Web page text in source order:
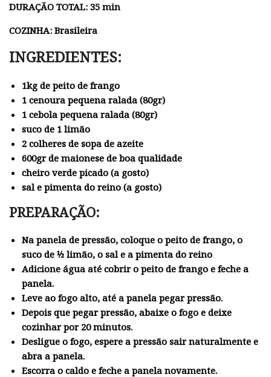
DURAÇÃO TOTAL: 35 min
COZINHA: Brasileira
INGREDIENTES:
1kg de peito de frango
1 cenoura pequena ralada (80gr)
1 cebola pequena ralada (80gr)
suco de 1 limão
2 colheres de sopa de azeite
600gr de maionese de boa qualidade
cheiro verde picado (a gosto)
sal e pimenta do reino (a gosto)
PREPARAÇÃO:
Na panela de pressão, coloque o peito de frango, o
suco de ½ limão, o sal e a pimenta do reino
Adicione água até cobrir o peito de frango e feche a
panela.
Leve ao fogo alto, até a panela pegar pressão.
Depois que pegar pressão, abaixe o fogo e deixe
cozinhar por 20 minutos.
Desligue o fogo, espere a pressão sair naturalmente e
abra a panela.
Escorra o caldo e feche a panela novamente.